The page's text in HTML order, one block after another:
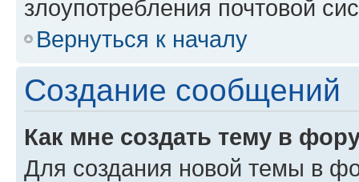
злоупотребления почтовой
Вернуться к началу
Создание сообщений
Как мне создать тему в
Для создания новой темы в